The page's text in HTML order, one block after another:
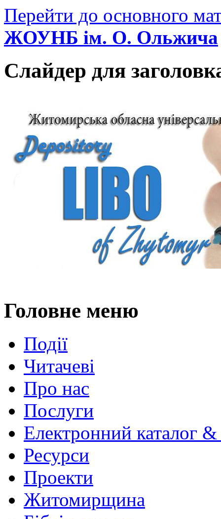
Перейти до основного
ЖОУНБ ім. О. Ольжича
Слайдер для
Головне меню
Події
Читачеві
Про нас
Послуги
Електронний каталог
Ресурси
Проекти
Житомирщина